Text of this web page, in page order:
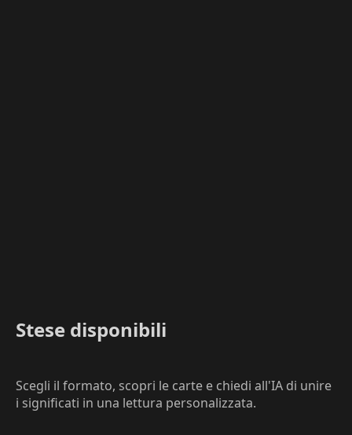
Stese disponibili
Scegli il formato, scopri le carte e chiedi all'IA di unire
i significati in una lettura personalizzata.